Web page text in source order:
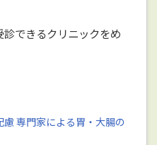
できるクリニックをめ
専門家による胃・大腸の